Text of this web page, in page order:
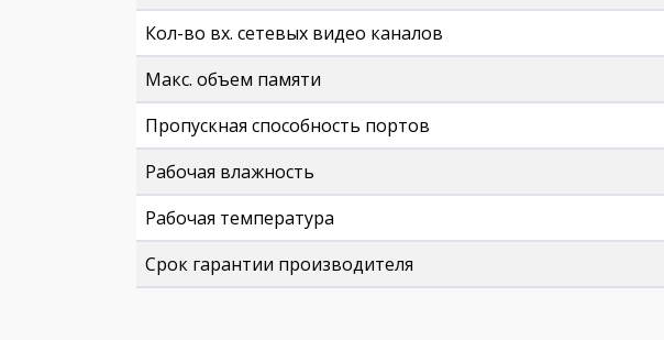
Кол-во вх. сетевых видео каналов
Макс. объем памяти
Пропускная способность портов
Рабочая влажность
Рабочая температура
Срок гарантии производителя